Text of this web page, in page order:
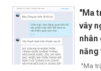
"Ma
vây
nhân
năng
"Ma